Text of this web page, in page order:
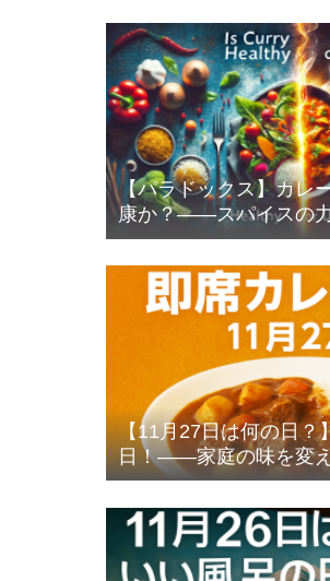
【パラドックス】カレ
康か？――スパイスの
べ方
【11月27日は何の日？
日！――家庭の味を変